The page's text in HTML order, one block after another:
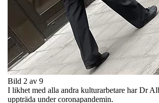
Bild 2 av 9
I likhet med alla andra kulturarbetare har Dr
uppträda under coronapandemin.